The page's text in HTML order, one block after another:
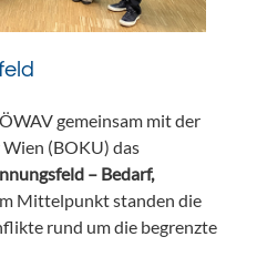
gemeinsam mit der
(BOKU) das
– Bedarf,
Im Mittelpunkt standen die
rund um die begrenzte